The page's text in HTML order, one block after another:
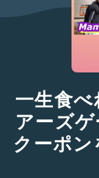
一生食
アーズ
クーポン